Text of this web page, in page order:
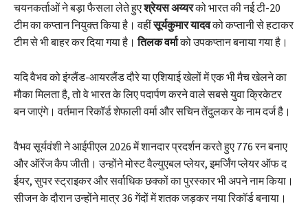
चयनकर्ताओं ने बड़ा फैसला लेते हुएश्रेयस अय्यरको भारत की नई टी-20
टीम का कप्तान नियुक्त किया है। वहींसूर्यकुमार यादवको कप्तानी से हटाकर
टीम से भी बाहर कर दिया गया है।तिलक वर्माको उपकप्तान बनाया गया है।
यदि वैभव को इंग्लैंड-आयरलैंड दौरे या एशियाई खेलों में एक भी मैच खेलने का
मौका मिलता है, तो वे भारत के लिए पदार्पण करने वाले सबसे युवा क्रिकेटर
बन जाएंगे। वर्तमान रिकॉर्ड शेफाली वर्मा और सचिन तेंदुलकर के नाम दर्ज है।
वैभव सूर्यवंशी ने आईपीएल 2026 में शानदार प्रदर्शन करते हुए 776 रन बनाए
और ऑरेंज कैप जीती। उन्होंने मोस्ट वैल्युएबल प्लेयर, इमर्जिंग प्लेयर ऑफ द
ईयर, सुपर स्ट्राइकर और सर्वाधिक छक्कों का पुरस्कार भी अपने नाम किया।
सीजन के दौरान उन्होंने मात्र 36 गेंदों में शतक जड़कर नया रिकॉर्ड बनाया।